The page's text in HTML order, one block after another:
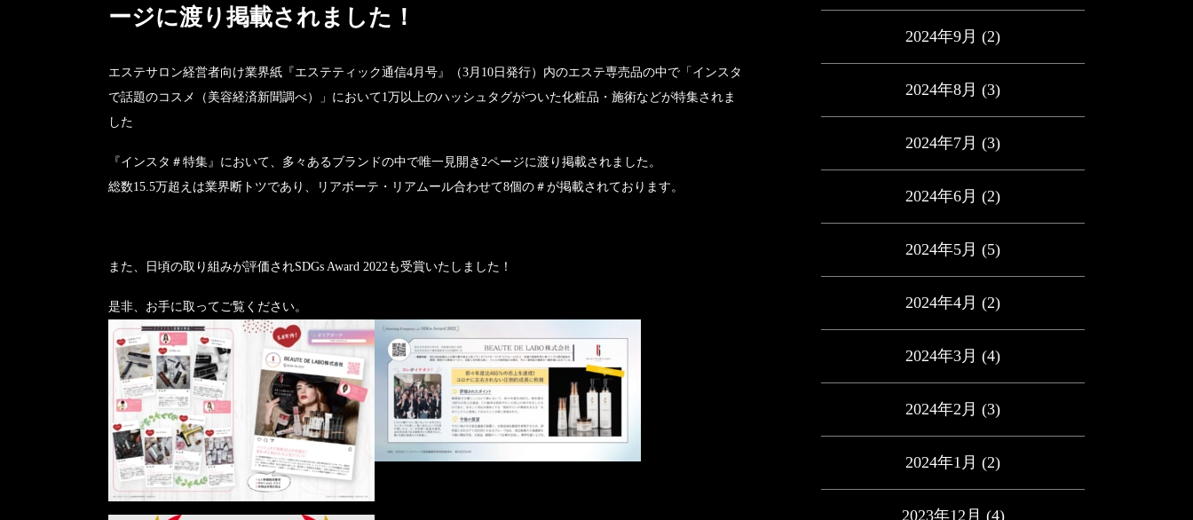
ージに渡り掲載されました！
エステサロン経営者向け業界紙『エステティック通信4月号』（3月10日発行）内のエステ専売品の中で「インスタ
で話題のコスメ（美容経済新聞調べ）」において1万以上のハッシュタグがついた化粧品・施術などが特集されま
した
『インスタ＃特集』において、多々あるブランドの中で唯一見開き2ページに渡り掲載されました。
総数15.5万超えは業界断トツであり、リアボーテ・リアムール合わせて8個の＃が掲載されております。
また、日頃の取り組みが評価されSDGs Award 2022も受賞いたしました！
是非、お手に取ってご覧ください。
2024年9月 (2)
2024年8月 (3)
2024年7月 (3)
2024年6月 (2)
2024年5月 (5)
2024年4月 (2)
2024年3月 (4)
2024年2月 (3)
2024年1月 (2)
2023年12月 (4)